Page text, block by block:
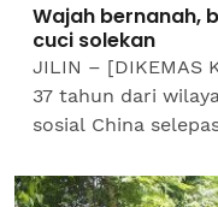
Wajah bernanah,
cuci solekan
JILIN – [DIKEMAS
37 tahun dari
sosial China
selama...